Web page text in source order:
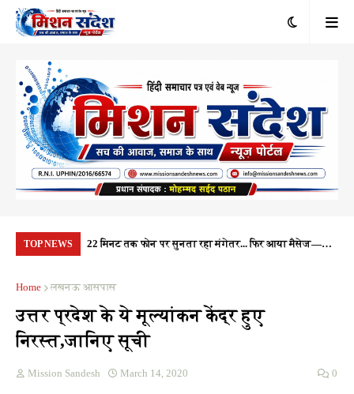
TOP NEWS
दो दिन बाद भी
22 मिनट तक फोन पर सुनता रहा मंगेतर... फिर आया मैसेज—
Home
लखनऊ आसपास
उत्तर प्रदेश के ये मूल्यांकन केंद्र हुए
निरस्त,जानिए सूची
Mission Sandesh March 14, 2020 0